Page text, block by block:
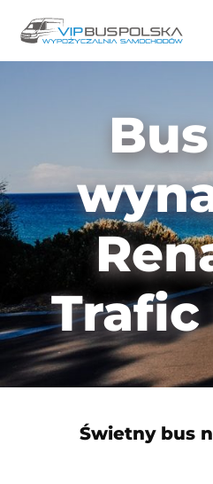
Przejdź
Trafic
Świetny bus